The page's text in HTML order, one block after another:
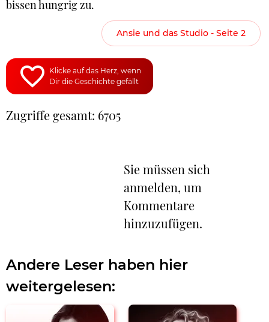
bissen hungrig zu.
Ansie und das Studio - Seite 2
Klicke auf das Herz, wenn
Dir die Geschichte gefällt
Zugriffe gesamt: 6705
Sie müssen sich
anmelden, um
Kommentare
hinzuzufügen.
Andere Leser haben hier
weitergelesen: